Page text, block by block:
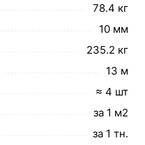
78.4 кг
10 мм
235.2 кг
13 м
≈ 4 шт
за 1 м2
за 1 тн.